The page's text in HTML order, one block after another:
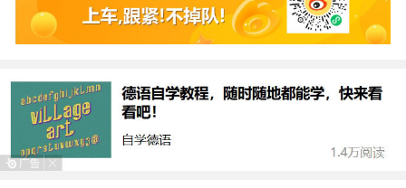
问题，但是小问题不注意可能会引起大麻烦，下面
就这个问题给大家做一些解读：
1、梦见天上有好多条龙还有一条虎下来追我
梦见好多条龙还有虎下来追我意味着：临阵磨
枪从别人那边听来的知识、情报，在真正该上场的